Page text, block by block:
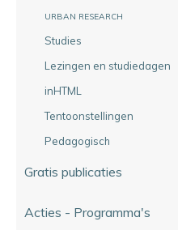
URBAN RESEARCH
Studies
Lezingen en studiedagen
inHTML
Tentoonstellingen
Pedagogisch
Gratis publicaties
Acties - Programma's